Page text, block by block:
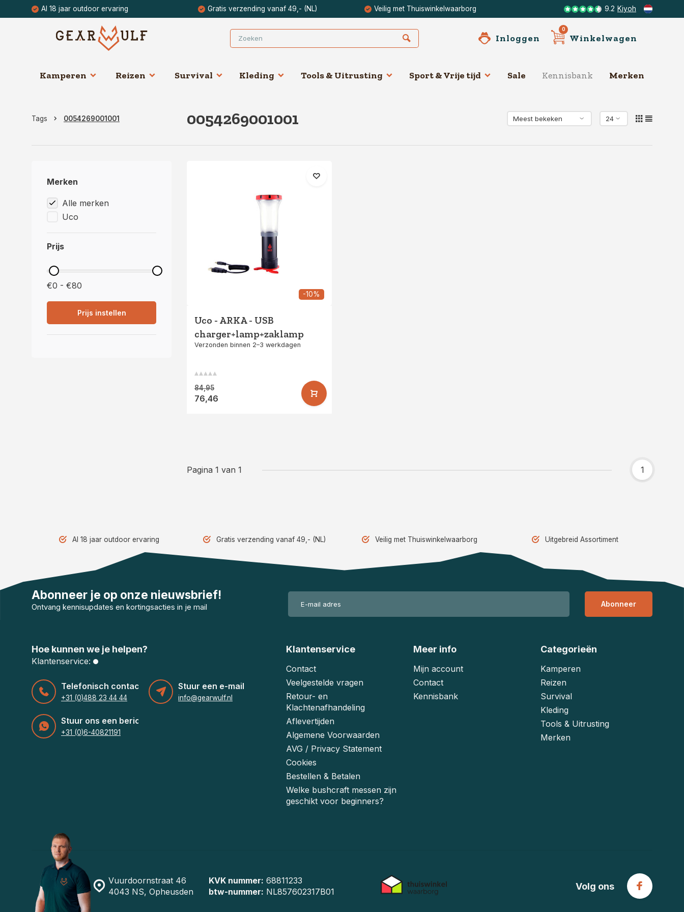
Al 18 jaar outdoor ervaring Gratis verzending vanaf 49,- (NL) Veilig met Thuiswinkelwaarborg 9.2 Kiyoh
Inloggen
0
Winkelwagen
Kamperen Reizen Survival Kleding Tools & Uitrusting Sport & Vrije tijd Sale Kennisbank Merken
Tags 0054269001001 0054269001001
Merken
Alle merken
Uco
Prijs
€0 - €80
Prijs instellen
-10%
Uco - ARKA - USB
charger+lamp+zaklamp
Verzonden binnen 2–3 werkdagen
84,95
76,46
Pagina 1 van 1 1
Al 18 jaar outdoor ervaring Gratis verzending vanaf 49,- (NL) Veilig met Thuiswinkelwaarborg Uitgebreid Assortiment
Abonneer je op onze nieuwsbrief!
Ontvang kennisupdates en kortingsacties in je mail Abonneer
Hoe kunnen we je helpen?
Klantenservice:
Telefonisch contact
+31 (0)488 23 44 44
Stuur een e-mail
info@gearwulf.nl
Stuur ons een bericht
+31 (0)6-40821191
Klantenservice
Contact
Veelgestelde vragen
Retour- en
Klachtenafhandeling
Aflevertijden
Algemene Voorwaarden
AVG / Privacy Statement
Cookies
Bestellen & Betalen
Welke bushcraft messen zijn
geschikt voor beginners?
Meer info
Mijn account
Contact
Kennisbank
Categorieën
Kamperen
Reizen
Survival
Kleding
Tools & Uitrusting
Merken
Vuurdoornstraat 46
4043 NS, Opheusden
KVK nummer: 68811233
btw-nummer: NL857602317B01
Volg ons